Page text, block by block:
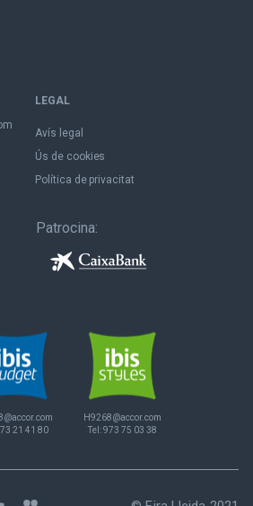
LEGAL
Avís legal
Ús de cookies
Política de privacitat
Patrocina:
21 41 80
H9268@accor.com
Tel:973 75 03 38